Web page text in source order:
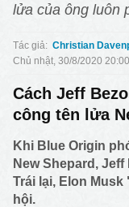
lửa của ông luôn
Christian
Chủ nhật, 30/8/2020
Cách Jeff
công tên lửa
Khi Blue Origin
New Shepard,
Trái lại, Elon
hội.